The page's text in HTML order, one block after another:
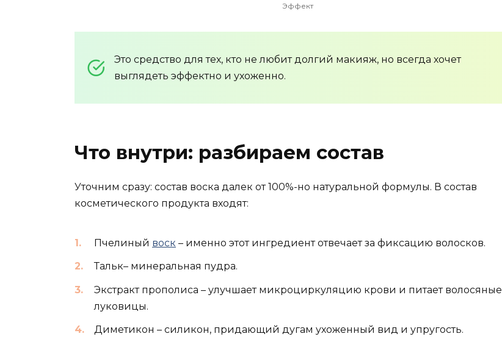
Эффект
Это средство для тех, кто не любит долгий макияж, но всегда хочет
выглядеть эффектно и ухоженно.
Что внутри: разбираем состав
Уточним сразу: состав воска далек от 100%-но натуральной формулы. В состав
косметического продукта входят:
Пчелиный воск – именно этот ингредиент отвечает за фиксацию волосков.
Тальк– минеральная пудра.
Экстракт прополиса – улучшает микроциркуляцию крови и питает волосяные
луковицы.
Диметикон – силикон, придающий дугам ухоженный вид и упругость.